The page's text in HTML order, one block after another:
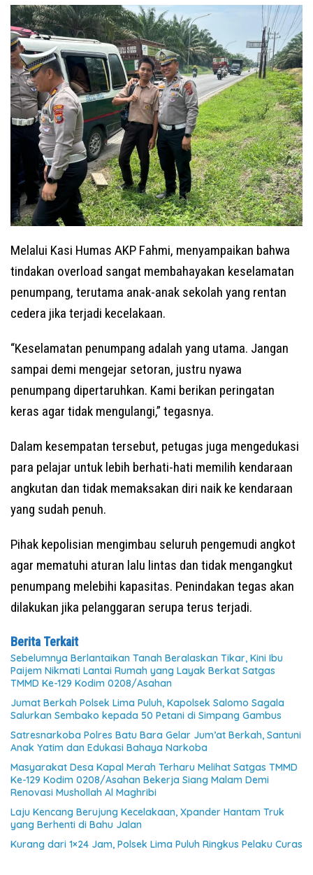
Melalui Kasi Humas AKP Fahmi, menyampaikan bahwa
tindakan overload sangat membahayakan keselamatan
penumpang, terutama anak-anak sekolah yang rentan
cedera jika terjadi kecelakaan.
“Keselamatan penumpang adalah yang utama. Jangan
sampai demi mengejar setoran, justru nyawa
penumpang dipertaruhkan. Kami berikan peringatan
keras agar tidak mengulangi,” tegasnya.
Dalam kesempatan tersebut, petugas juga mengedukasi
para pelajar untuk lebih berhati-hati memilih kendaraan
angkutan dan tidak memaksakan diri naik ke kendaraan
yang sudah penuh.
Pihak kepolisian mengimbau seluruh pengemudi angkot
agar mematuhi aturan lalu lintas dan tidak mengangkut
penumpang melebihi kapasitas. Penindakan tegas akan
dilakukan jika pelanggaran serupa terus terjadi.
Berita Terkait
Sebelumnya Berlantaikan Tanah Beralaskan Tikar, Kini Ibu
Paijem Nikmati Lantai Rumah yang Layak Berkat Satgas
TMMD Ke-129 Kodim 0208/Asahan
Jumat Berkah Polsek Lima Puluh, Kapolsek Salomo Sagala
Salurkan Sembako kepada 50 Petani di Simpang Gambus
Satresnarkoba Polres Batu Bara Gelar Jum’at Berkah, Santuni
Anak Yatim dan Edukasi Bahaya Narkoba
Masyarakat Desa Kapal Merah Terharu Melihat Satgas TMMD
Ke-129 Kodim 0208/Asahan Bekerja Siang Malam Demi
Renovasi Mushollah Al Maghribi
Laju Kencang Berujung Kecelakaan, Xpander Hantam Truk
yang Berhenti di Bahu Jalan
Kurang dari 1×24 Jam, Polsek Lima Puluh Ringkus Pelaku Curas